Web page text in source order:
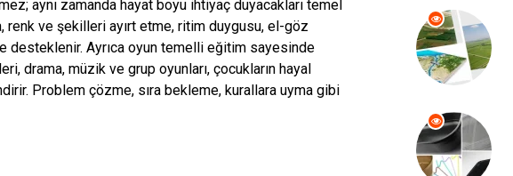
aynı zamanda hayat boyu ihtiyaç duyacakları temel
renk ve şekilleri ayırt etme, ritim duygusu, el-göz
desteklenir. Ayrıca oyun temelli eğitim sayesinde
drama, müzik ve grup oyunları, çocukların hayal
Problem çözme, sıra bekleme, kurallara uyma gibi
Otomotiv
Tekstil
Hediyelik Eşya
Mobilya